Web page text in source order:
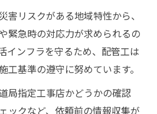
害リスクがある地域特性から、
緊急時の対応力が求められるの
インフラを守るため、配管工は
工基準の遵守に努めています。
局指定工事店かどうかの確認
ックなど、依頼前の情報収集が